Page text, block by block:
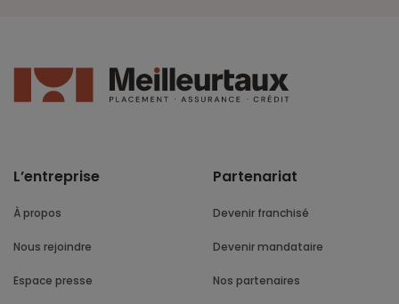
L’entreprise
À propos
Nous rejoindre
Espace presse
Partenariat
Devenir franchisé
Devenir mandataire
Nos partenaires